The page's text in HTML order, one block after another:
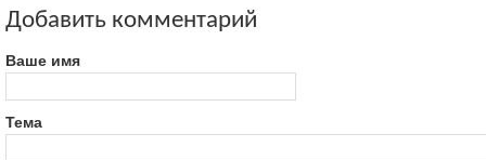
Добавить комментарий
Ваше имя
Тема